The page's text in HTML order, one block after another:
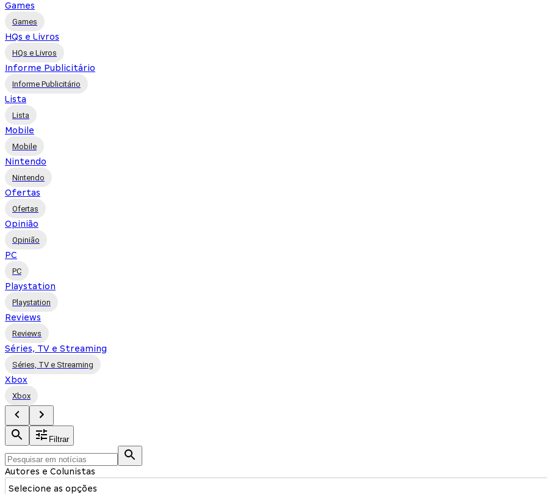
Games
Games
HQs e Livros
HQs e Livros
Informe Publicitário
Informe Publicitário
Lista
Lista
Mobile
Mobile
Nintendo
Nintendo
Ofertas
Ofertas
Opinião
Opinião
PC
PC
Playstation
Playstation
Reviews
Reviews
Séries, TV e Streaming
Séries, TV e Streaming
Xbox
Xbox
Filtrar
Autores e Colunistas
Selecione as opções